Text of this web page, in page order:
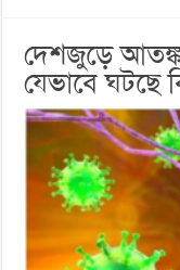
দেশজুড়ে আতঙ্ক
যেভাবে ঘটছে